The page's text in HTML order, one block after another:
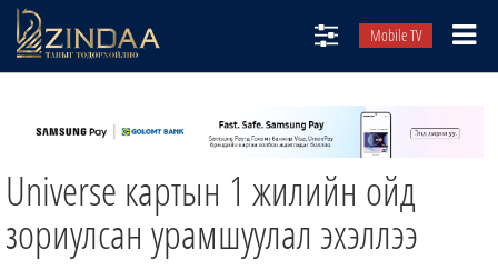
Mobile TV
ТВ8
ӨГЛӨӨНИЙ СОНИН
ЗИНДАА СЭТГҮҮЛ
Universe картын 1 жилийн ойд
зориулсан урамшуулал эхэллээ